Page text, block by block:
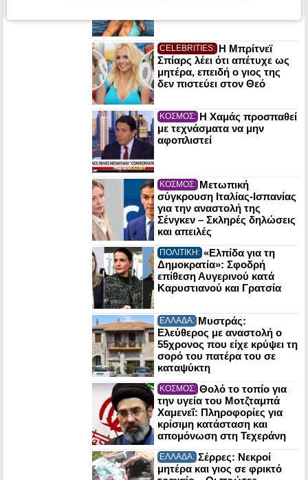
CELEBRITIES: Η Μπρίτνεϊ
Σπίαρς λέει ότι απέτυχε ως
μητέρα, επειδή ο γιος της
δεν πιστεύει στον Θεό
ΚΟΣΜΟΣ: Η Χαμάς προσπαθεί
με τεχνάσματα να μην
αφοπλιστεί
ΚΟΣΜΟΣ: Μετωπική
σύγκρουση Ιταλίας-Ισπανίας
για την αναστολή της
Σένγκεν – Σκληρές δηλώσεις
και απειλές
ΠΟΛΙΤΙΚΗ: «Ελπίδα για τη
Δημοκρατία»: Σφοδρή
επίθεση Αυγερινού κατά
Καρυστιανού και Γρατσία
ΕΛΛΑΔΑ: Μυστράς:
Ελεύθερος με αναστολή ο
55χρονος που είχε κρύψει τη
σορό του πατέρα του σε
καταψύκτη
ΚΟΣΜΟΣ: Θολό το τοπίο για
την υγεία του Μοτζταμπά
Χαμενεΐ: Πληροφορίες για
κρίσιμη κατάσταση και
απομόνωση στη Τεχεράνη
ΕΛΛΑΔΑ: Σέρρες: Νεκροί
μητέρα και γιος σε φρικτό